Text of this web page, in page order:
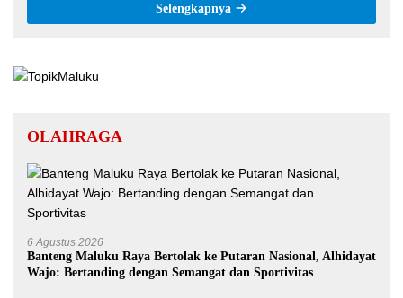
Selengkapnya
OLAHRAGA
6 Agustus 2026
Banteng Maluku Raya Bertolak ke Putaran Nasional, Alhidayat
Wajo: Bertanding dengan Semangat dan Sportivitas